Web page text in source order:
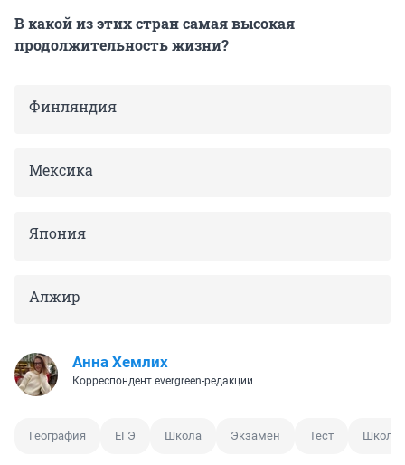
В какой из этих стран самая высокая
продолжительность жизни?
Финляндия
Мексика
Япония
Алжир
Анна Хемлих
Корреспондент evergreen-редакции
География ЕГЭ Школа Экзамен Тест